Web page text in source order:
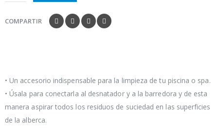
COMPARTIR
• Un accesorio indispensable para la limpieza de tu piscina o spa.
• Úsala para conectarla al desnatador y a la barredora y de esta
manera aspirar todos los residuos de suciedad en las superficies
de la alberca.